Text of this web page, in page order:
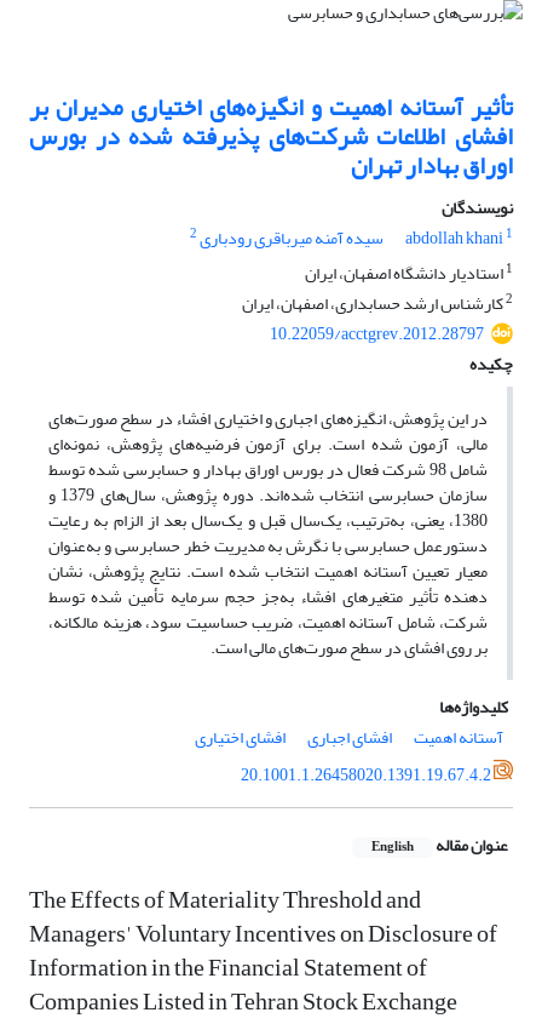
تأثیر آستانه اهمیت و انگیزه‌های اختیاری مدیران بر
افشای اطلاعات شرکت‌های پذیرفته شده در بورس
اوراق بهادار تهران
نویسندگان
abdollah khani1 سیده آمنه میرباقری رودباری2
1استادیار دانشگاه اصفهان، ایران
2کارشناس ارشد حسابداری، اصفهان، ایران
10.22059/acctgrev.2012.28797
چکیده
در این پژوهش، انگیزه‌های اجباری و اختیاری افشاء در سطح صورت‌های
مالی، آزمون شده است. برای آزمون فرضیه‌های پژوهش، نمونه‌ای
شامل 98 شرکت فعال در بورس اوراق بهادار و حسابرسی شده توسط
سازمان حسابرسی انتخاب شده‌اند. دوره پژوهش، سال‌های 1379 و
1380، یعنی، به‌ترتیب، یک‌سال قبل و یک‌سال بعد از الزام به رعایت
دستورعمل حسابرسی با نگرش به مدیریت خطر حسابرسی و به‌عنوان
معیار تعیین آستانه اهمیت انتخاب شده است. نتایج پژوهش، نشان
دهنده تأثیر متغیرهای افشاء به‌جز حجم سرمایه تأمین شده توسط
شرکت، شامل آستانه اهمیت، ضریب حساسیت سود، هزینه مالکانه،
بر روی افشای در سطح صورت‌های مالی است.
کلیدواژه‌ها
آستانه اهمیت
افشای اجباری
افشای اختیاری
20.1001.1.26458020.1391.19.67.4.2
عنوان مقاله English
The Effects of Materiality Threshold and
Managers' Voluntary Incentives on Disclosure of
Information in the Financial Statement of
Companies Listed in Tehran Stock Exchange